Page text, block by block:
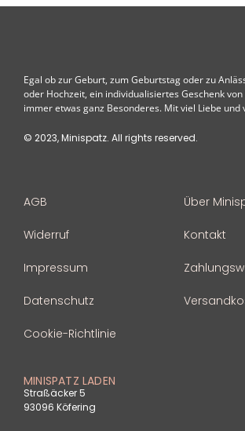
Egal ob zur Geburt, zum Geburtstag oder zu
oder Hochzeit, ein individualisiertes Geschenk
immer etwas ganz Besonderes. Mit viel Liebe und
© 2023, Minispatz. All rights reserved.
AGB
Widerruf
Impressum
Datenschutz
Cookie-Richtlinie
Über
Kontakt
MINISPATZ LADEN
Straßäcker 5
93096 Köfering